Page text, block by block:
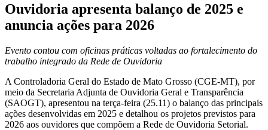
Ouvidoria apresenta balanço de 2025 e
anuncia ações para 2026
Evento contou com oficinas práticas voltadas ao fortalecimento do
trabalho integrado da Rede de Ouvidoria
A Controladoria Geral do Estado de Mato Grosso (CGE-MT), por
meio da Secretaria Adjunta de Ouvidoria Geral e Transparência
(SAOGT), apresentou na terça-feira (25.11) o balanço das principais
ações desenvolvidas em 2025 e detalhou os projetos previstos para
2026 aos ouvidores que compõem a Rede de Ouvidoria Setorial.